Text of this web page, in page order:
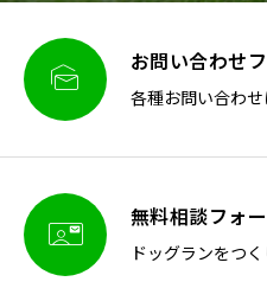
 お問い合わせ
各種お問い合わ
 無料相談フォ
ドッグランをつ